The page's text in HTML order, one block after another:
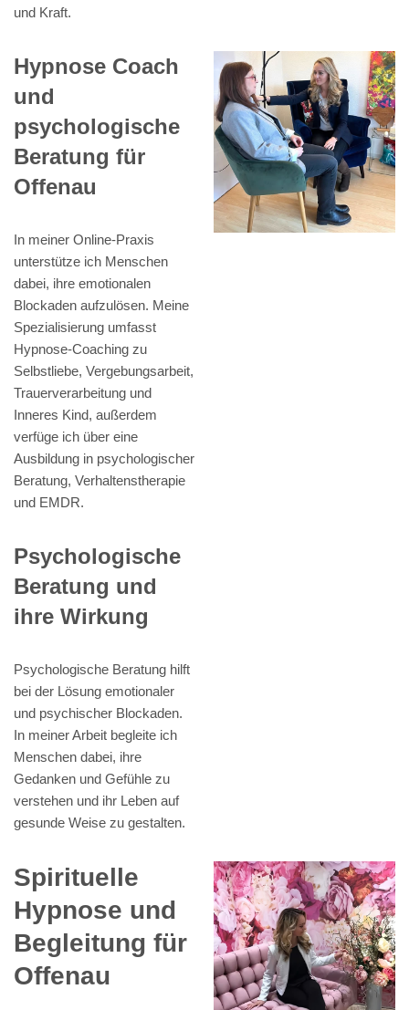
und Kraft.
Hypnose Coach
und
psychologische
Beratung für
Offenau
In meiner Online-Praxis
unterstütze ich Menschen
dabei, ihre emotionalen
Blockaden aufzulösen. Meine
Spezialisierung umfasst
Hypnose-Coaching zu
Selbstliebe, Vergebungsarbeit,
Trauerverarbeitung und
Inneres Kind, außerdem
verfüge ich über eine
Ausbildung in psychologischer
Beratung, Verhaltenstherapie
und EMDR.
Psychologische
Beratung und
ihre Wirkung
Psychologische Beratung hilft
bei der Lösung emotionaler
und psychischer Blockaden.
In meiner Arbeit begleite ich
Menschen dabei, ihre
Gedanken und Gefühle zu
verstehen und ihr Leben auf
gesunde Weise zu gestalten.
Spirituelle
Hypnose und
Begleitung für
Offenau